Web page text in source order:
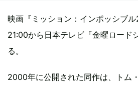
映画『ミッション：インポッシブ
21:00から日本テレビ『金曜ロード
る。
2000年に公開された同作は、トム